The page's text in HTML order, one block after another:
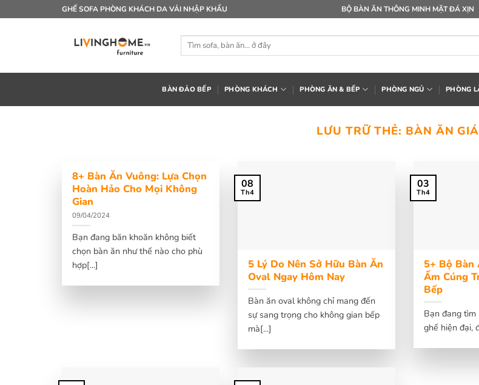
qua
GHẾ SOFA PHÒNG KHÁCH DA VẢI NHẬP KHẨU BỘ BÀN ĂN THÔNG MINH MẶT ĐÁ XỊN
Tìm
BÀN ĐẢO BẾP PHÒNG KHÁCH PHÒNG ĂN & BẾP PHÒNG NGỦ PHÒNG
LƯU TRỮ THẺ: BÀN ĂN
8+ Bàn Ăn Vuông: Lựa Chọn
Hoàn Hảo Cho Mọi Không
Gian
09/04/2024
Bạn đang băn khoăn không biết
chọn bàn ăn như thế nào cho phù
hợp[...]
5 Lý Do Nên Sở Hữu Bàn Ăn
Oval Ngay Hôm Nay
Bàn ăn oval không chỉ mang đến
sự sang trọng cho không gian bếp
mà[...]
08
Th4
5+ Bộ Bàn
Ấm Cúng
Bếp
Bạn đang tìm
ghế hiện đại,
03
Th4